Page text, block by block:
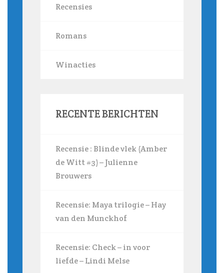
Recensies
Romans
Winacties
RECENTE BERICHTEN
Recensie : Blinde vlek (Amber
de Witt #3) – Julienne
Brouwers
Recensie: Maya trilogie – Hay
van den Munckhof
Recensie: Check – in voor
liefde – Lindi Melse